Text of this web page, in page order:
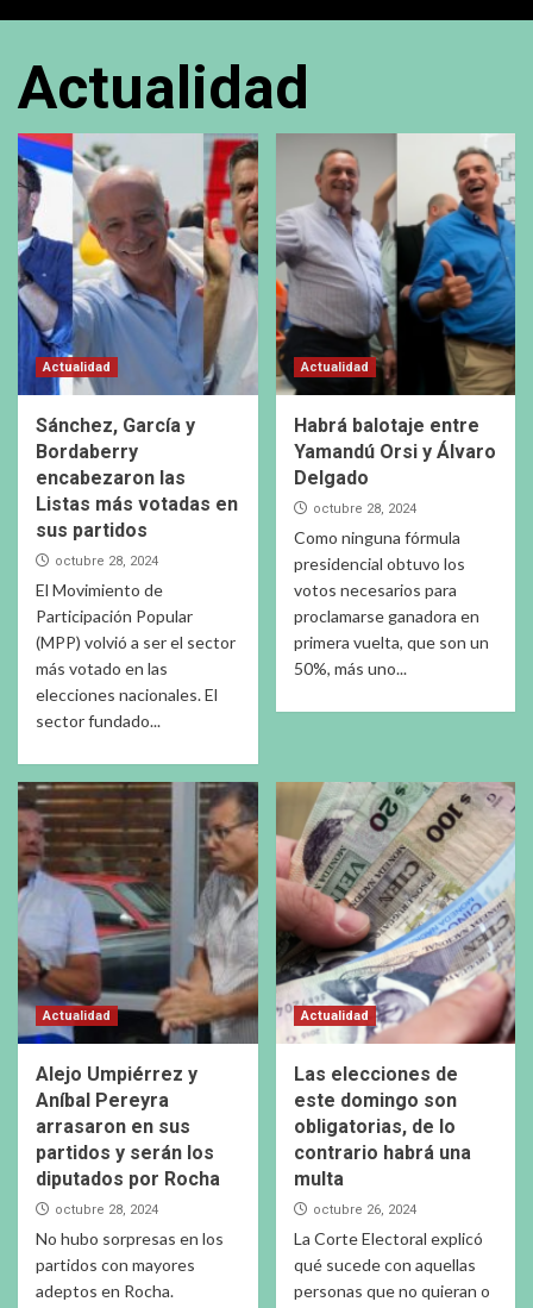
Actualidad
Actualidad
Sánchez, García y
Bordaberry
encabezaron las
Listas más votadas en
sus partidos
octubre 28, 2024
El Movimiento de
Participación Popular
(MPP) volvió a ser el sector
más votado en las
elecciones nacionales. El
sector fundado...
Actualidad
Habrá balotaje entre
Yamandú Orsi y Álvaro
Delgado
octubre 28, 2024
Como ninguna fórmula
presidencial obtuvo los
votos necesarios para
proclamarse ganadora en
primera vuelta, que son un
50%, más uno...
Actualidad
Alejo Umpiérrez y
Aníbal Pereyra
arrasaron en sus
partidos y serán los
diputados por Rocha
octubre 28, 2024
No hubo sorpresas en los
partidos con mayores
adeptos en Rocha.
Actualidad
Las elecciones de
este domingo son
obligatorias, de lo
contrario habrá una
multa
octubre 26, 2024
La Corte Electoral explicó
qué sucede con aquellas
personas que no quieran o